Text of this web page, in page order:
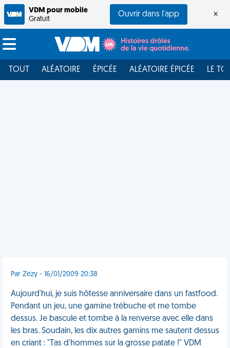
VDM pour mobile
Gratuit
Ouvrir dans l'app ×
TOUT ALÉATOIRE ÉPICÉE ALÉATOIRE ÉPICÉE LE
Par Zezy - 16/01/2009 20:38
Aujourd'hui, je suis hôtesse anniversaire dans un fastfood.
Pendant un jeu, une gamine trébuche et me tombe
dessus. Je bascule et tombe à la renverse avec elle dans
les bras. Soudain, les dix autres gamins me sautent dessus
en criant : "Tas d'hommes sur la grosse patate !" VDM